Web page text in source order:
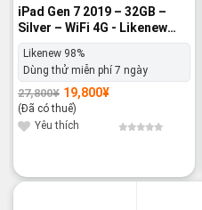
iPad Gen 7 2019 – 32GB –
Silver – WiFi 4G - Likenew
98%
Likenew 98%
Dùng thử miễn phí 7 ngày
27,800¥
Giá
gốc
là:
27,800¥.
19,800¥
Giá
hiện
tại
là:
19,800¥.
(Đã có thuế)
Yêu thích